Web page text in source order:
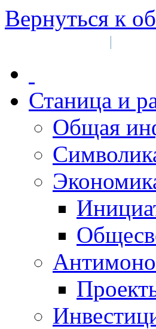
Вернуться к
|
Станица и
Общая